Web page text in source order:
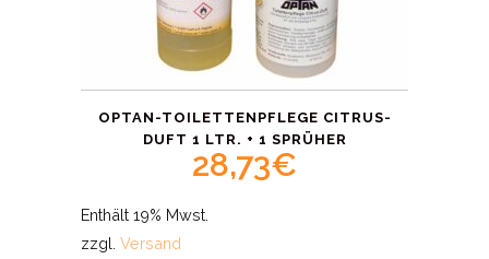
OPTAN-TOILETTENPFLEGE CITRUS-
DUFT 1 LTR. + 1 SPRÜHER
28,73€
Enthält 19% Mwst.
zzgl. Versand